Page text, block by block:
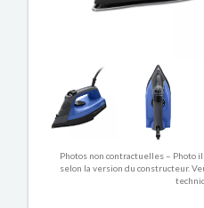
Photos non contractuelles –
selon la version du constructeur.